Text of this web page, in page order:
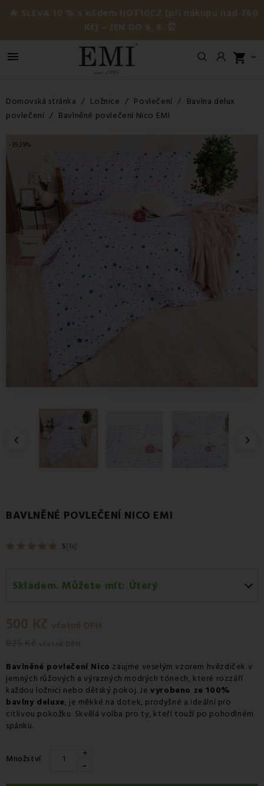
🔥 SLEVA 10 % s kódem HOT10CZ (při nákupu nad 760
Kč) – JEN DO 9. 8. ⏰
 shopping_cart 
Domovská stránka Ložnice Povlečení
Bavlna delux
povlečení
Bavlněné povlečení Nico EMI
-39,39%
 
BAVLNĚNÉ POVLEČENÍ NICO EMI
5(1x)
Skladem. Můžete mít: Úterý
Zásilkovna.
500 Kč včetně DPH
Bavlněné povlečení Nico zaujme veselým vzorem hvězdiček v
jemných růžových a výrazných modrých tónech, které rozzáří
každou ložnici nebo dětský pokoj. Jevyrobeno ze 100%
bavlny deluxe, je měkké na dotek, prodyšné a ideální pro
citlivou pokožku. Skvělá volba pro ty, kteří touží po pohodlném
spánku.
Množství +
-